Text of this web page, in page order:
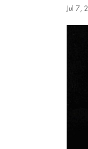
Jul 7,